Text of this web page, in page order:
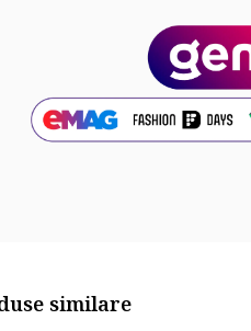
KA6W4-G7V2
similare